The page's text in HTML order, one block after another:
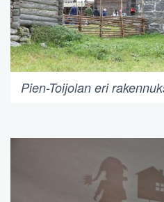
Pien-Toijolan eri